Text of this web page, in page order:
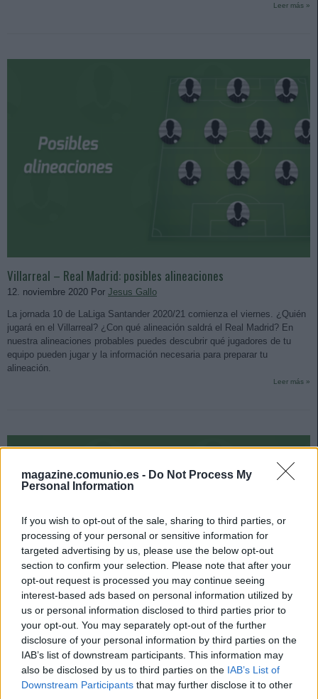
magazine.comunio.es - Do Not Process My
Personal Information
If you wish to opt-out of the sale, sharing to third parties, or
processing of your personal or sensitive information for
targeted advertising by us, please use the below opt-out
section to confirm your selection. Please note that after your
opt-out request is processed you may continue seeing
interest-based ads based on personal information utilized by
us or personal information disclosed to third parties prior to
your opt-out. You may separately opt-out of the further
disclosure of your personal information by third parties on the
IAB’s list of downstream participants. This information may
also be disclosed by us to third parties on the IAB’s List of
Downstream Participants that may further disclose it to other
Leer más »
Villarreal – Real Madrid: posibles alineaciones
12. noviembre 2020 Por Jesus Gallo
La jornada 10 de LaLiga Santander 2020/21 comienza el viernes. ¿Quién
jugará en el Villarreal? ¿Con qué alineación saldrá el Real Madrid? En
nuestra alineaciones probables puedes descubrir qué jugadores de tu
equipo pueden jugar y la información necesaria para preparar tu
alineación.
Leer más »
Levante – Elche: posibles alineaciones
12. noviembre 2020 PorJesus Gallo
La jornada 10 de LaLiga Santander 2020/21 comienza el viernes. ¿Quién